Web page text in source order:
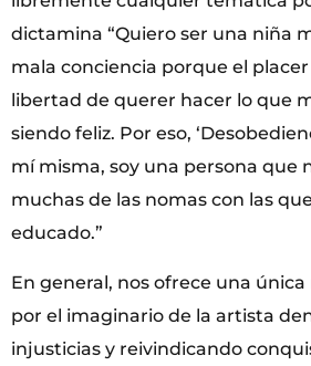
dictamina “Quiero ser una niña
mala conciencia porque el
libertad de querer hacer lo que
siendo feliz. Por eso,
mí misma, soy una persona que
muchas de las nomas con las
educado.”
En general, nos ofrece una
por el imaginario de la artista
injusticias y reivindicando